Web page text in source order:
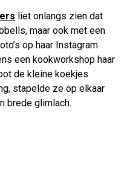
liet onlangs zien dat
maar ook met een
op haar Instagram
een kookworkshop haar
de kleine koekjes
stapelde ze op elkaar
brede glimlach.